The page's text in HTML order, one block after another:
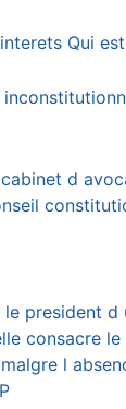
Qui est
d
president d
consacre
l